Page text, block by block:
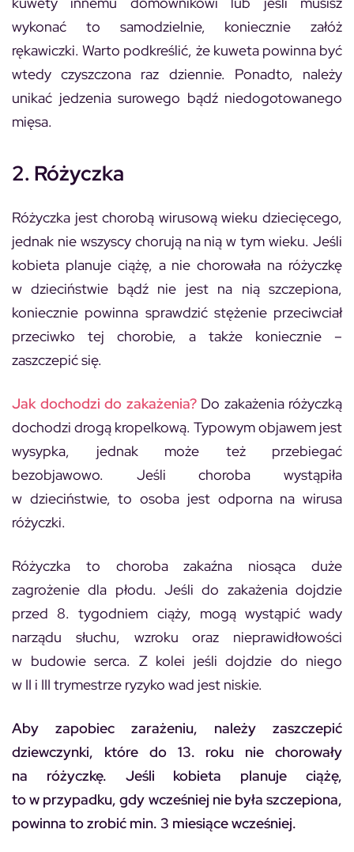
wykonać to samodzielnie, koniecznie załóż
rękawiczki. Warto podkreślić, że kuweta powinna być
wtedy czyszczona raz dziennie. Ponadto, należy
unikać jedzenia surowego bądź niedogotowanego
mięsa.
2. Różyczka
Różyczka jest chorobą wirusową wieku dziecięcego,
jednak nie wszyscy chorują na nią w tym wieku. Jeśli
kobieta planuje ciążę, a nie chorowała na różyczkę
w dzieciństwie bądź nie jest na nią szczepiona,
koniecznie powinna sprawdzić stężenie przeciwciał
przeciwko tej chorobie, a także koniecznie –
zaszczepić się.
Jak dochodzi do zakażenia? Do zakażenia różyczką
dochodzi drogą kropelkową. Typowym objawem jest
wysypka, jednak może też przebiegać
bezobjawowo. Jeśli choroba wystąpiła
w dzieciństwie, to osoba jest odporna na wirusa
różyczki.
Różyczka to choroba zakaźna niosąca duże
zagrożenie dla płodu. Jeśli do zakażenia dojdzie
przed 8. tygodniem ciąży, mogą wystąpić wady
narządu słuchu, wzroku oraz nieprawidłowości
w budowie serca. Z kolei jeśli dojdzie do niego
w II i III trymestrze ryzyko wad jest niskie.
Aby zapobiec zarażeniu, należy zaszczepić
dziewczynki, które do 13. roku nie chorowały
na różyczkę. Jeśli kobieta planuje ciążę,
to w przypadku, gdy wcześniej nie była szczepiona,
powinna to zrobić min. 3 miesiące wcześniej.